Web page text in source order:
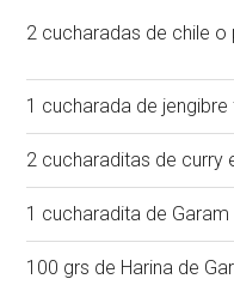
2 cucharadas de chile o
1 cucharada de jengibre
2 cucharaditas de curry
1 cucharadita de Garam
100 grs de Harina de